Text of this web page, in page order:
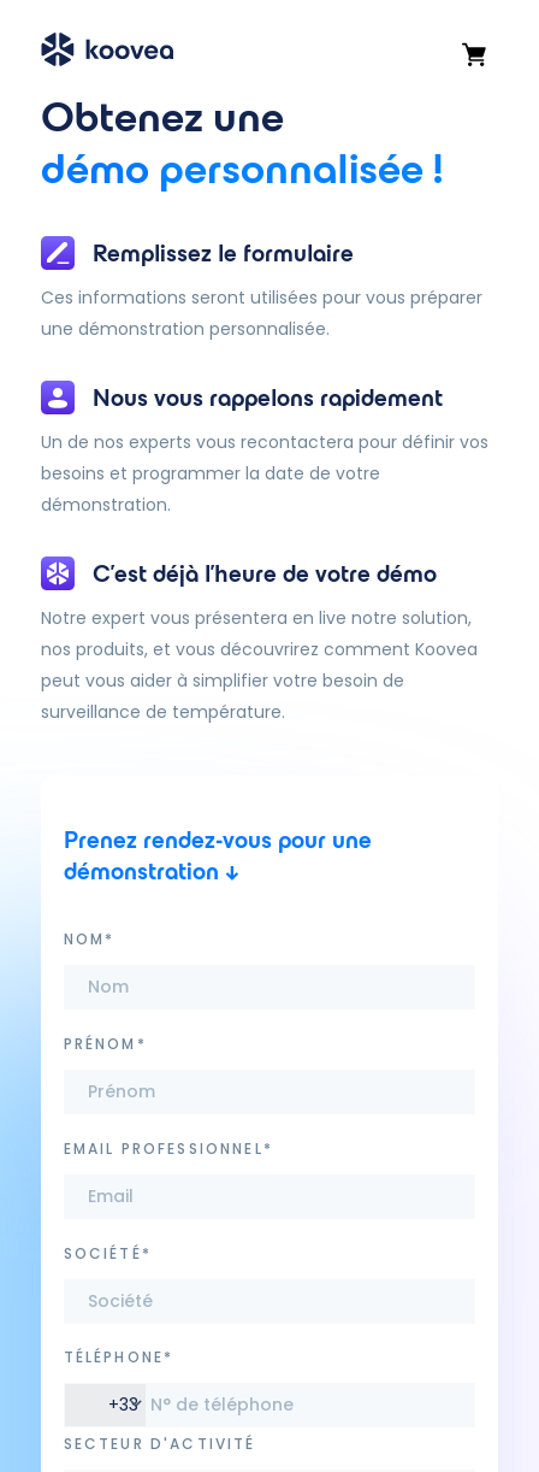
Obtenez une
démo personnalisée !
Remplissez le formulaire
Ces informations seront utilisées pour vous préparer
une démonstration personnalisée.
Nous vous rappelons rapidement
Un de nos experts vous recontactera pour définir vos
besoins et programmer la date de votre
démonstration.
C'est déjà l'heure de votre démo
Notre expert vous présentera en live notre solution,
nos produits, et vous découvrirez comment Koovea
peut vous aider à simplifier votre besoin de
surveillance de température.
Prenez rendez-vous pour une
démonstration ↓
NOM*
PRÉNOM*
EMAIL PROFESSIONNEL*
SOCIÉTÉ*
TÉLÉPHONE*
+33
SECTEUR D'ACTIVITÉ